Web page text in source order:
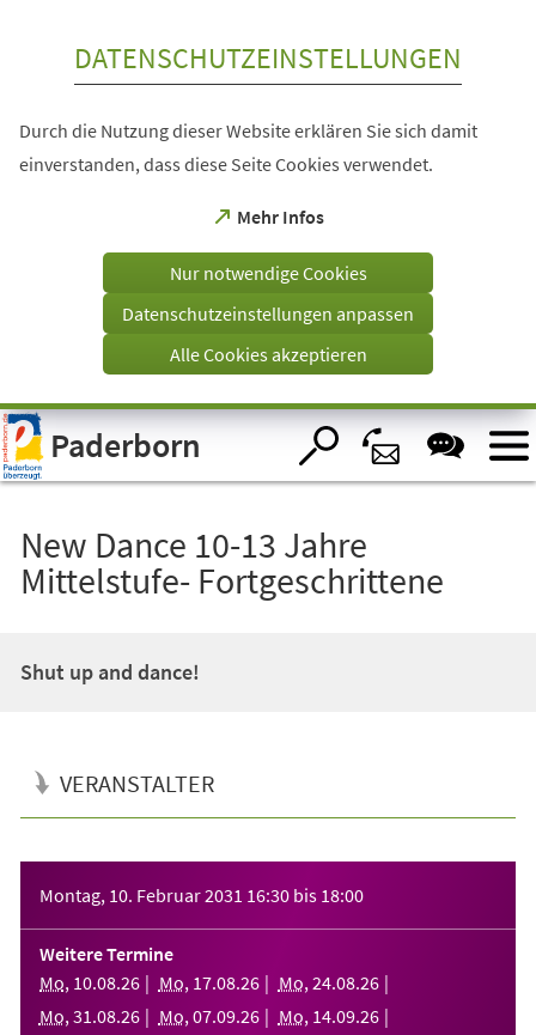
Visuelle
Assistenzsoftware
öffnen.
DATENSCHUTZEINSTELLUNGEN
Durch die Nutzung dieser Website erklären Sie sich damit
einverstanden, dass diese Seite Cookies verwendet.
Mehr Infos
(Öffnet
einem
Tab)
Nur notwendige Cookies
Datenschutzeinstellungen anpassen
Alle Cookies akzeptieren
Paderborn
New Dance 10-13 Jahre
Mittelstufe- Fortgeschrittene
Shut up and dance!
VERANSTALTER
Montag, 10. Februar 2031 16:30 bis 18:00
Weitere Termine
Mo, 10.08.26 Mo, 17.08.26 Mo, 24.08.26
Mo, 31 .08.26 Mo, 07.09.26 Mo, 14.09.26